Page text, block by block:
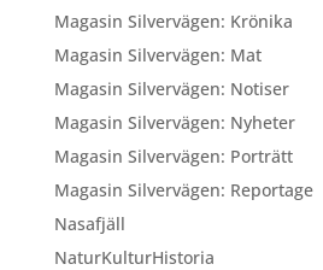
Magasin Silvervägen: Krönika
Magasin Silvervägen: Mat
Magasin Silvervägen: Notiser
Magasin Silvervägen: Nyheter
Magasin Silvervägen: Porträtt
Magasin Silvervägen: Reportage
Nasafjäll
NaturKulturHistoria